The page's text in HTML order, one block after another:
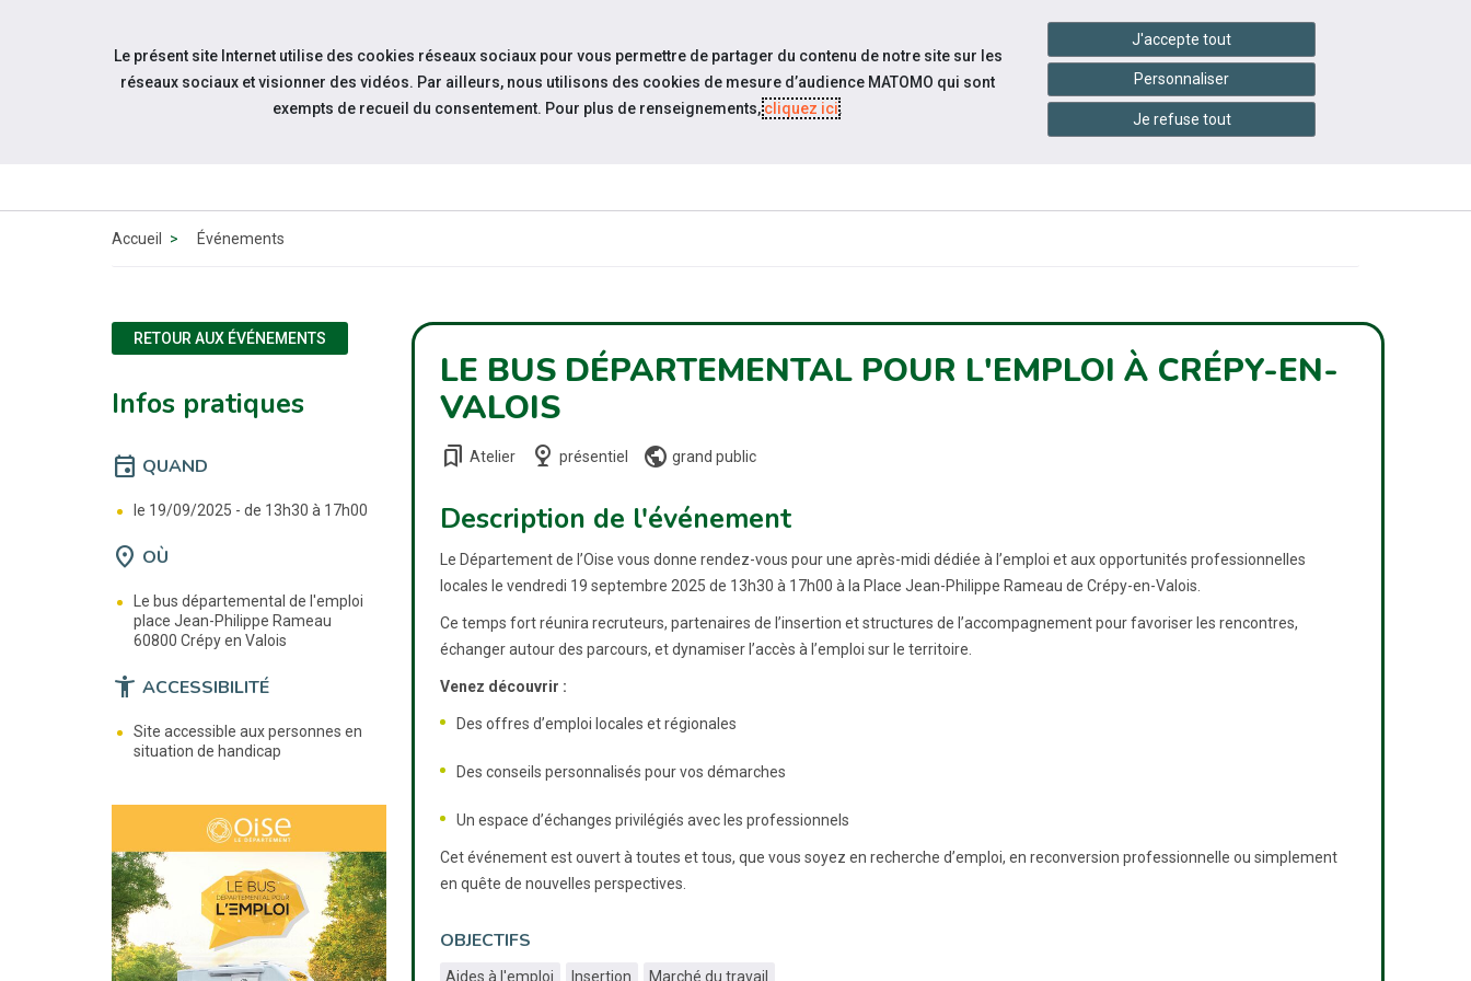
Aller au contenu
Accessibilité handshake Services en ligne
ESPACE
ESPACE
ÉVÉNEMENTS
PRATIQUES
Accueil Événements
LE BUS DÉPARTEMENTAL POUR L'EMPLOI À CRÉPY-EN-
VALOIS
bookmarks Atelier nest_cam_indoor présentiel public grand public
Description de l'événement
Le Département de l’Oise vous donne rendez-vous pour une après-midi dédiée à l’emploi et aux opportunités professionnelles
locales le vendredi 19 septembre 2025 de 13h30 à 17h00 à la Place Jean-Philippe Rameau de Crépy-en-Valois.
Ce temps fort réunira recruteurs, partenaires de l’insertion et structures de l’accompagnement pour favoriser les rencontres,
échanger autour des parcours, et dynamiser l’accès à l’emploi sur le territoire.
Venez découvrir :
Des offres d’emploi locales et régionales
Des conseils personnalisés pour vos démarches
Un espace d’échanges privilégiés avec les professionnels
Cet événement est ouvert à toutes et tous, que vous soyez en recherche d’emploi, en reconversion professionnelle ou simplement
en quête de nouvelles perspectives.
OBJECTIFS
Aides à l'emploi Insertion Marché du travail
RETOUR AUX ÉVÉNEMENTS
Infos pratiques
event QUAND
le 19/09/2025 - de 13h30 à 17h00
location_on OÙ
Le bus départemental de l'emploi
place Jean-Philippe Rameau
60800 Crépy en Valois
accessibility_new ACCESSIBILITÉ
Site accessible aux personnes en
situation de handicap
Le présent site Internet utilise des cookies réseaux sociaux pour vous permettre de partager du contenu de notre site sur les
réseaux sociaux et visionner des vidéos. Par ailleurs, nous utilisons des cookies de mesure d’audience MATOMO qui sont
exempts de recueil du consentement. Pour plus de renseignements,cliquez ici.
J'accepte tout
Personnaliser
Je refuse tout